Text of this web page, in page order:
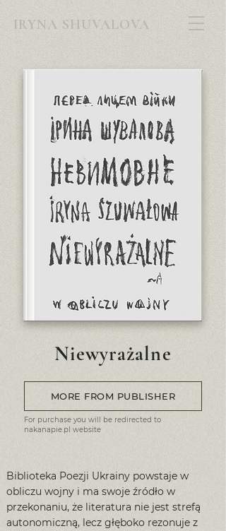
IRYNA SHUVALOVA
Niewyrażalne
MORE FROM PUBLISHER
For purchase you will be redirected to
nakanapie.pl website
Biblioteka Poezji Ukrainy powstaje w
obliczu wojny i ma swoje źródło w
przekonaniu, że literatura nie jest strefą
autonomiczną, lecz głęboko rezonuje z